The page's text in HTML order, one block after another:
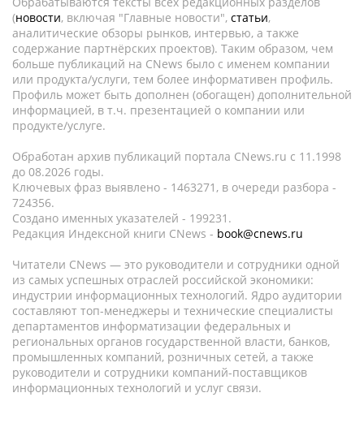
(новости, включая "Главные новости", статьи,
аналитические обзоры рынков, интервью, а также
содержание партнёрских проектов). Таким образом, чем
больше публикаций на CNews было с именем компании
или продукта/услуги, тем более информативен профиль.
Профиль может быть дополнен (обогащен) дополнительной
информацией, в т.ч. презентацией о компании или
продукте/услуге.
Обработан архив публикаций портала CNews.ru c 11.1998
до 08.2026 годы.
Ключевых фраз выявлено - 1463271, в очереди разбора -
724356.
Создано именных указателей - 199231.
Редакция Индексной книги CNews - book@cnews.ru
Читатели CNews — это руководители и сотрудники одной
из самых успешных отраслей российской экономики:
индустрии информационных технологий. Ядро аудитории
составляют топ-менеджеры и технические специалисты
департаментов информатизации федеральных и
региональных органов государственной власти, банков,
промышленных компаний, розничных сетей, а также
руководители и сотрудники компаний-поставщиков
информационных технологий и услуг связи.